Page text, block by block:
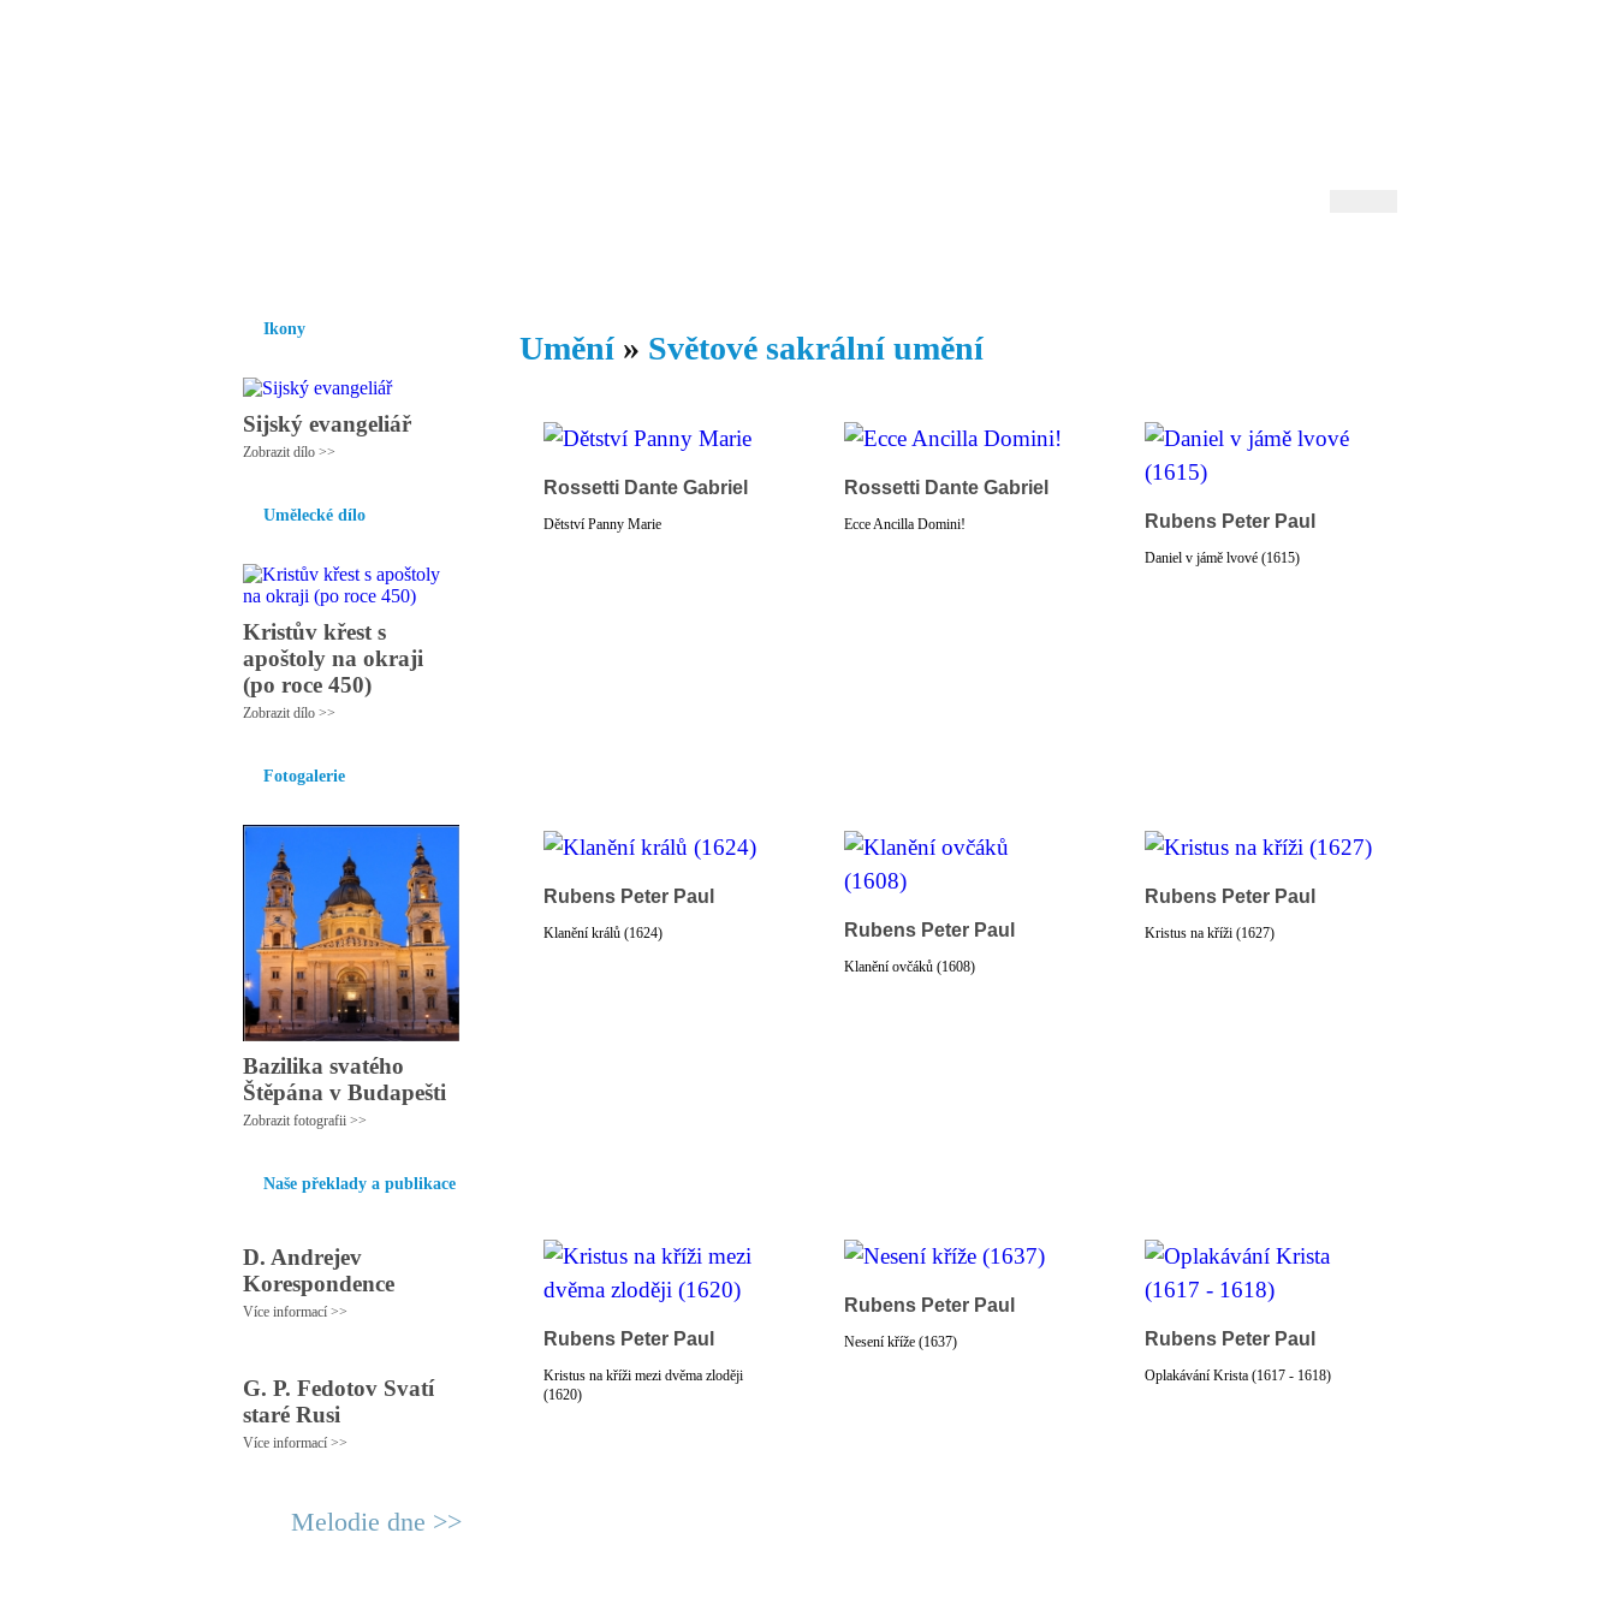
Ikony
Sijský evangeliář
Zobrazit dílo >>
Umělecké dílo
Kristův křest s
apoštoly na okraji
(po roce 450)
Zobrazit dílo >>
Fotogalerie
Bazilika svatého
Štěpána v Budapešti
Zobrazit fotografii >>
Naše překlady a publikace
D. Andrejev
Korespondence
Více informací >>
G. P. Fedotov Svatí
staré Rusi
Více informací >>
Melodie dne >>
Umění » Světové sakrální umění
Rossetti Dante Gabriel
Dětství Panny Marie
Rossetti Dante Gabriel
Ecce Ancilla Domini! Rubens Peter Paul
Daniel v jámě lvové (1615)
Rubens Peter Paul
Klanění králů (1624) Rubens Peter Paul
Klanění ovčáků (1608)
Rubens Peter Paul
Kristus na kříži (1627)
Rubens Peter Paul
Kristus na kříži mezi dvěma zloději
(1620)
Rubens Peter Paul
Nesení kříže (1637) Rubens Peter Paul
Oplakávání Krista (1617 - 1618)